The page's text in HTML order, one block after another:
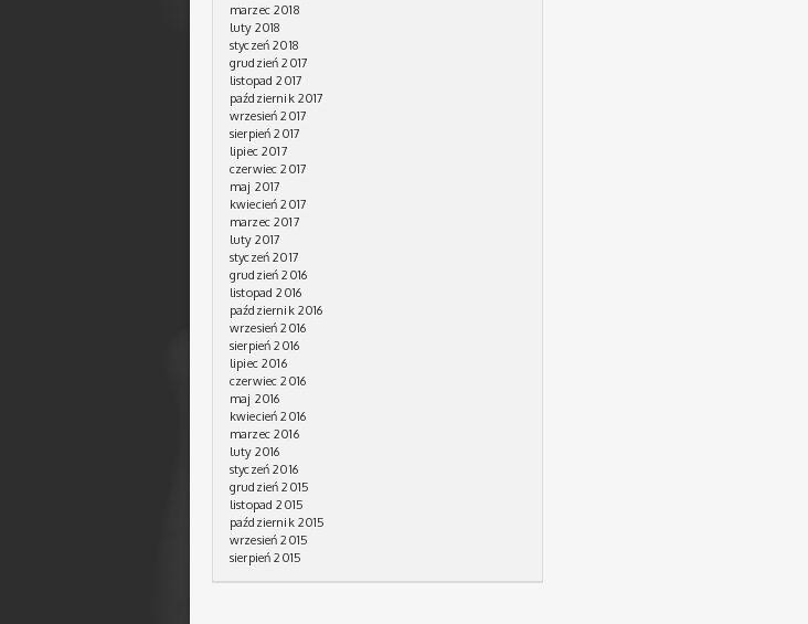
marzec 2018
luty 2018
styczeń 2018
grudzień 2017
listopad 2017
październik 2017
wrzesień 2017
sierpień 2017
lipiec 2017
czerwiec 2017
maj 2017
kwiecień 2017
marzec 2017
luty 2017
styczeń 2017
grudzień 2016
listopad 2016
październik 2016
wrzesień 2016
sierpień 2016
lipiec 2016
czerwiec 2016
maj 2016
kwiecień 2016
marzec 2016
luty 2016
styczeń 2016
grudzień 2015
listopad 2015
październik 2015
wrzesień 2015
sierpień 2015